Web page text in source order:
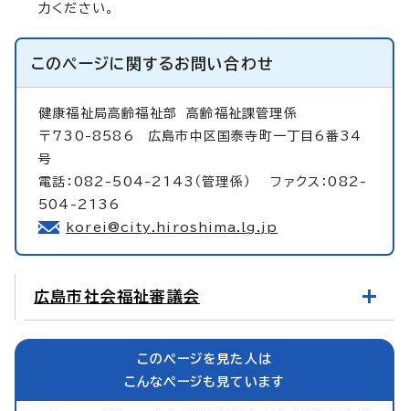
力ください。
このページに関するお問い合わせ
健康福祉局高齢福祉部高齢福祉課管理係
〒730-8586 広島市中区国泰寺町一丁目6番34
号
電話：082-504-2143（管理係） ファクス：082-
504-2136
korei@city.hiroshima.lg.jp
広島市社会福祉審議会
このページを見た人は
こんなページも見ています